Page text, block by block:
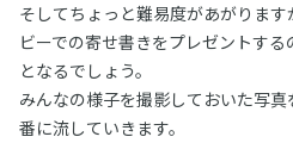
そしてちょっと難易度があがりま
ビーでの寄せ書きをプレゼントす
となるでしょう。
みんなの様子を撮影しておいた写
番に流していきます。